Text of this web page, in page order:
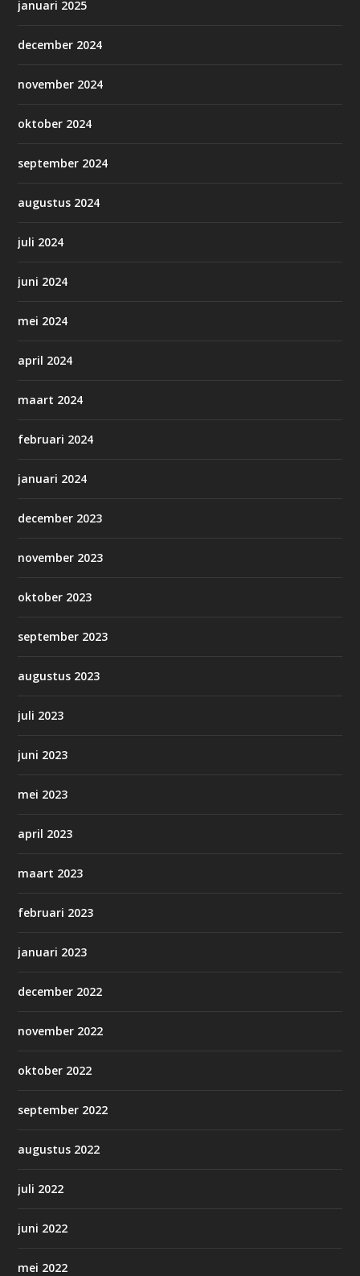
januari 2025
december 2024
november 2024
oktober 2024
september 2024
augustus 2024
juli 2024
juni 2024
mei 2024
april 2024
maart 2024
februari 2024
januari 2024
december 2023
november 2023
oktober 2023
september 2023
augustus 2023
juli 2023
juni 2023
mei 2023
april 2023
maart 2023
februari 2023
januari 2023
december 2022
november 2022
oktober 2022
september 2022
augustus 2022
juli 2022
juni 2022
mei 2022